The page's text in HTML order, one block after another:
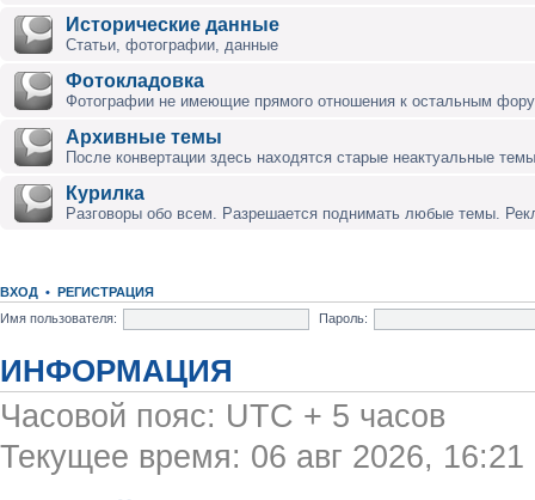
Исторические данные
Статьи, фотографии, данные
Фотокладовка
Фотографии не имеющие прямого отношения к остальным
Архивные темы
После конвертации здесь находятся старые неактуальные
Курилка
Разговоры обо всем. Разрешается поднимать любые темы.
ВХОД • РЕГИСТРАЦИЯ
Имя пользователя:
Пароль:
ИНФОРМАЦИЯ
Часовой пояс: UTC + 5 часов
Текущее время: 06 авг 2026, 16:21